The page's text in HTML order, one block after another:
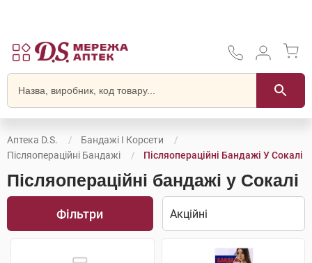
Аптека D.S.
Бандажі І Корсети
Післяопераційні Бандажі
Післяопераційні Бандажі У Сокалі
Післяопераційні бандажі у Сокалі
Фільтри